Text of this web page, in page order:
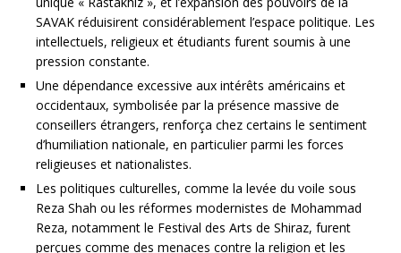
SAVAK réduisirent considérablement l’espace politique. Les
intellectuels, religieux et étudiants furent soumis à une
pression constante.
Une dépendance excessive aux intérêts américains et
occidentaux, symbolisée par la présence massive de
conseillers étrangers, renforça chez certains le sentiment
d’humiliation nationale, en particulier parmi les forces
religieuses et nationalistes.
Les politiques culturelles, comme la levée du voile sous
Reza Shah ou les réformes modernistes de Mohammad
Reza, notamment le Festival des Arts de Shiraz, furent
perçues comme des menaces contre la religion et les